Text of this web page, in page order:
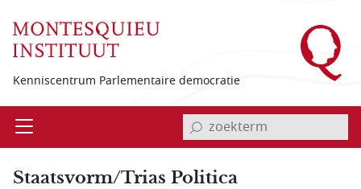
Kenniscentrum Parlementaire democratie
Open invoerveld zoekterm
Staatsvorm/Trias Politica